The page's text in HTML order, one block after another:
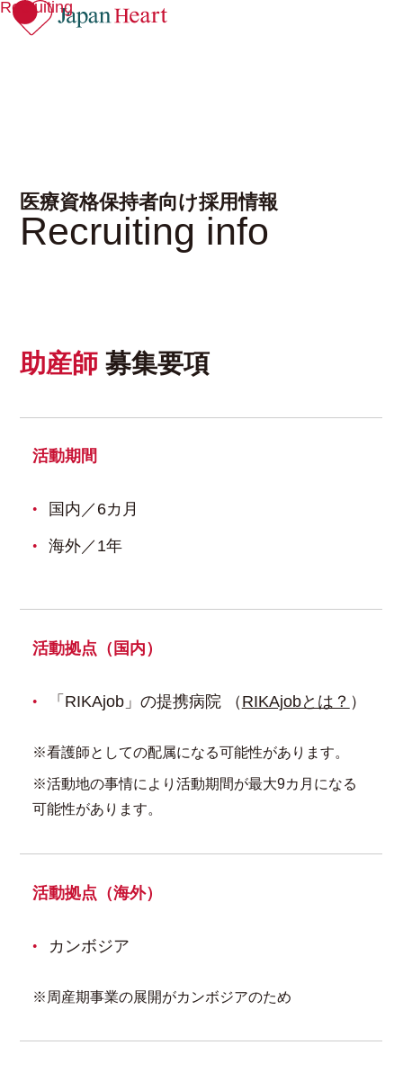
Recruiting
医療資格保持者向け採用情報
Recruiting info
助産師 募集要項
活動期間
国内／6カ月
海外／1年
活動拠点（国内）
「RIKAjob」の提携病院 （ RIKAjobとは？ ）
※看護師としての配属になる可能性があります。
※活動地の事情により活動期間が最大9カ月になる
可能性があります。
活動拠点（海外）
カンボジア
※周産期事業の展開がカンボジアのため